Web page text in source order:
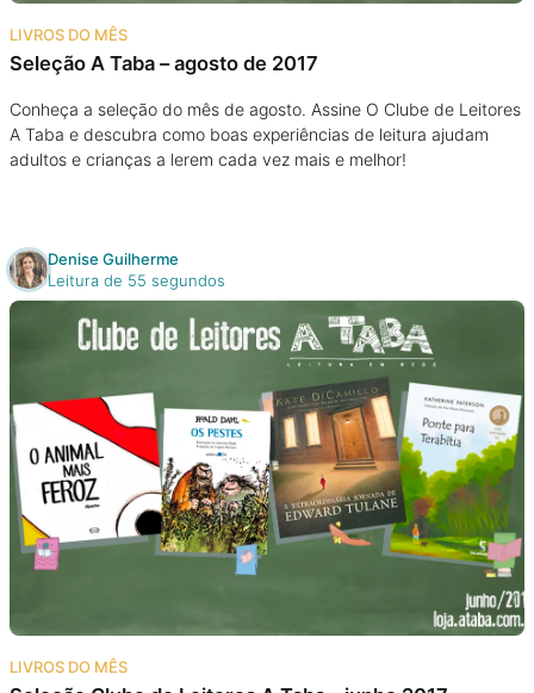
LIVROS DO MÊS
Seleção A Taba – agosto de 2017
Conheça a seleção do mês de agosto. Assine O Clube de Leitores
A Taba e descubra como boas experiências de leitura ajudam
adultos e crianças a lerem cada vez mais e melhor!
Denise Guilherme
Leitura de 55 segundos
LIVROS DO MÊS